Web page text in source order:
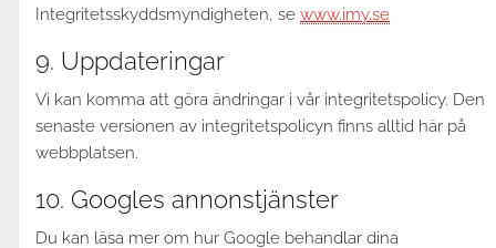
Integritetsskyddsmyndigheten, se www.imy.se
9. Uppdateringar
Vi kan komma att göra ändringar i vår integritetspolicy. Den
senaste versionen av integritetspolicyn finns alltid här på
webbplatsen.
10. Googles annonstjänster
Du kan läsa mer om hur Google behandlar dina